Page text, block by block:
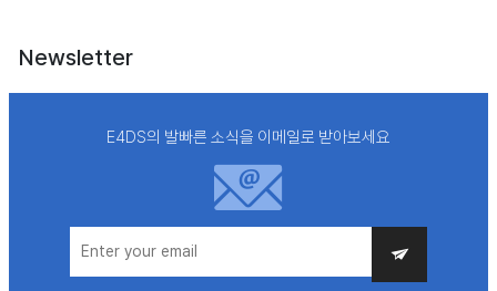
Newsletter
E4DS의 발빠른 소식을 이메일로 받아보세요